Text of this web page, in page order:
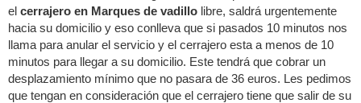
el cerrajero en Marques de vadillo libre, saldrá urgentemente
hacia su domicilio y eso conlleva que si pasados 10 minutos nos
llama para anular el servicio y el cerrajero esta a menos de 10
minutos para llegar a su domicilio. Este tendrá que cobrar un
desplazamiento mínimo que no pasara de 36 euros. Les pedimos
que tengan en consideración que el cerrajero tiene que salir de su